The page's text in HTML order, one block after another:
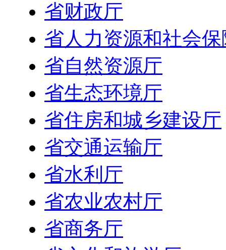
省财政厅
省人力资源和社会
省自然资源厅
省生态环境厅
省住房和城乡建设厅
省交通运输厅
省水利厅
省农业农村厅
省商务厅